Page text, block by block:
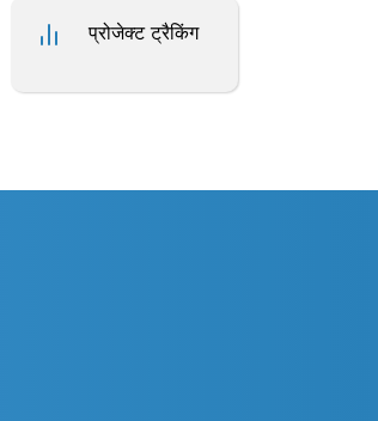
प्रोजेक्ट ट्रैकिंग